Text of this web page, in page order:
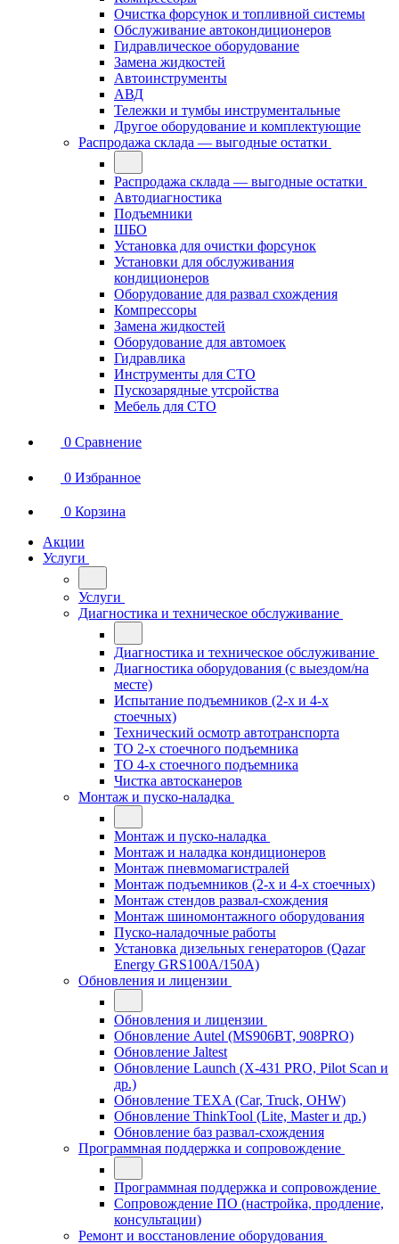
Очистка форсунок и топливной системы
Обслуживание автокондиционеров
Гидравлическое оборудование
Замена жидкостей
Автоинструменты
АВД
Тележки и тумбы инструментальные
Другое оборудование и комплектующие
Распродажа склада — выгодные остатки
Распродажа склада — выгодные остатки
Автодиагностика
Подъемники
ШБО
Установка для очистки форсунок
Установки для обслуживания
кондиционеров
Оборудование для развал схождения
Компрессоры
Замена жидкостей
Оборудование для автомоек
Гидравлика
Инструменты для СТО
Пускозарядные утсройства
Мебель для СТО
0 Сравнение
0 Избранное
0 Корзина
Акции
Услуги
Услуги
Диагностика и техническое обслуживание
Диагностика и техническое обслуживание
Диагностика оборудования (с выездом/на
месте)
Испытание подъемников (2-х и 4-х
стоечных)
Технический осмотр автотранспорта
ТО 2-х стоечного подъемника
ТО 4-х стоечного подъемника
Чистка автосканеров
Монтаж и пуско-наладка
Монтаж и пуско-наладка
Монтаж и наладка кондиционеров
Монтаж пневмомагистралей
Монтаж подъемников (2-х и 4-х стоечных)
Монтаж стендов развал-схождения
Монтаж шиномонтажного оборудования
Пуско-наладочные работы
Установка дизельных генераторов (Qazar
Energy GRS100A/150A)
Обновления и лицензии
Обновления и лицензии
Обновление Autel (MS906BT, 908PRO)
Обновление Jaltest
Обновление Launch (X-431 PRO, Pilot Scan и
др.)
Обновление TEXA (Car, Truck, OHW)
Обновление ThinkTool (Lite, Master и др.)
Обновление баз развал-схождения
Программная поддержка и сопровождение
Программная поддержка и сопровождение
Сопровождение ПО (настройка, продление,
консультации)
Ремонт и восстановление оборудования